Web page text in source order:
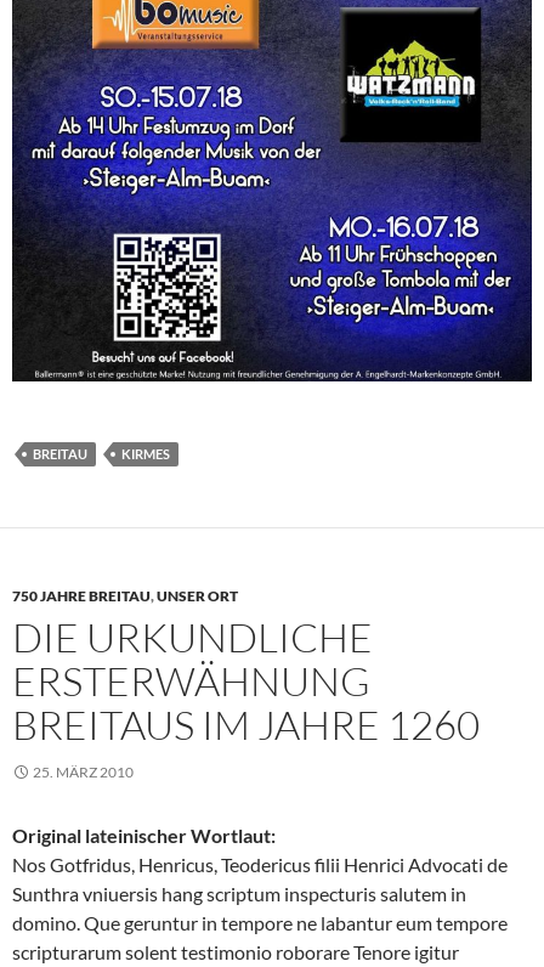
BREITAU KIRMES
750 JAHRE BREITAU,UNSER ORT
DIE URKUNDLICHE
ERSTERWÄHNUNG
BREITAUS IM JAHRE 1260
25. MÄRZ 2010
Original lateinischer Wortlaut:
Nos Gotfridus, Henricus, Teodericus filii Henrici Advocati de
Sunthra vniuersis hang scriptum inspecturis salutem in
domino. Que geruntur in tempore ne labantur eum tempore
scripturarum solent testimonio roborare Tenore igitur